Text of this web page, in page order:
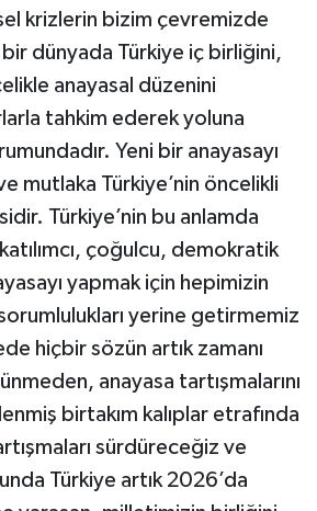
krizlerin bizim çevremizde
bir dünyada Türkiye iç birliğini,
anayasal düzenini
tahkim ederek yoluna
Yeni bir anayasayı
mutlaka Türkiye’nin öncelikli
Türkiye’nin bu anlamda
çoğulcu, demokratik
yapmak için hepimizin
yerine getirmemiz
hiçbir sözün artık zamanı
anayasa tartışmalarını
birtakım kalıplar etrafında
sürdüreceğiz ve
Türkiye artık 2026’da